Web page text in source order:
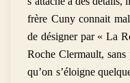
frère Cuny connait
de désigner par « La
Roche Clermault, sans
qu’on s’éloigne